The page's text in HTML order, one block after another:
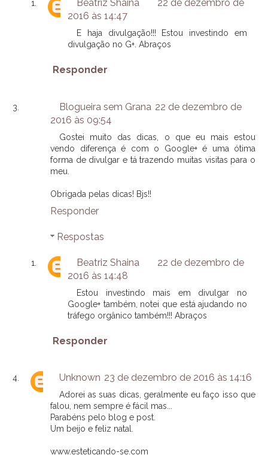
Beatriz Shaina
22 de dezembro de
2016 às 14:47
E haja divulgação!!! Estou investindo em
divulgação no G+. Abraços
Responder
Blogueira sem Grana 22 de dezembro de
2016 às 09:54
Gostei muito das dicas, o que eu mais estou
vendo diferença é com o Google+ é uma ótima
forma de divulgar e tá trazendo muitas visitas para o
meu.
Obrigada pelas dicas! Bjs!!
Responder
Respostas
Beatriz Shaina
22 de dezembro de
2016 às 14:48
Estou investindo mais em divulgar no
Google+ também, notei que está ajudando no
tráfego orgânico também!!! Abraços
Responder
Unknown 23 de dezembro de 2016 às 14:16
Adorei as suas dicas, geralmente eu faço isso que
falou, nem sempre é fácil mas...
Parabéns pelo blog e post.
Um beijo e feliz natal.
www.esteticando-se.com